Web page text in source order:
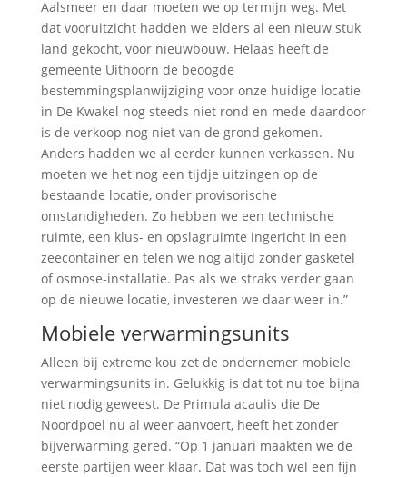
Aalsmeer en daar moeten we op termijn weg. Met
dat vooruitzicht hadden we elders al een nieuw stuk
land gekocht, voor nieuwbouw. Helaas heeft de
gemeente Uithoorn de beoogde
bestemmingsplanwijziging voor onze huidige locatie
in De Kwakel nog steeds niet rond en mede daardoor
is de verkoop nog niet van de grond gekomen.
Anders hadden we al eerder kunnen verkassen. Nu
moeten we het nog een tijdje uitzingen op de
bestaande locatie, onder provisorische
omstandigheden. Zo hebben we een technische
ruimte, een klus- en opslagruimte ingericht in een
zeecontainer en telen we nog altijd zonder gasketel
of osmose-installatie. Pas als we straks verder gaan
op de nieuwe locatie, investeren we daar weer in.”
Mobiele verwarmingsunits
Alleen bij extreme kou zet de ondernemer mobiele
verwarmingsunits in. Gelukkig is dat tot nu toe bijna
niet nodig geweest. De Primula acaulis die De
Noordpoel nu al weer aanvoert, heeft het zonder
bijverwarming gered. “Op 1 januari maakten we de
eerste partijen weer klaar. Dat was toch wel een fijn